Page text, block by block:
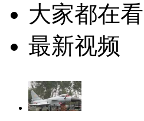
大家都在看
最新视频